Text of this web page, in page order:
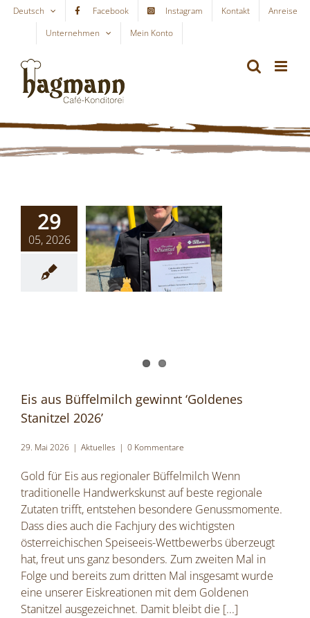
Skip
content
Deutsch Facebook Instagram Kontakt
Anreise
Unternehmen
Mein Konto
29
05, 2026
Eis aus Büffelmilch gewinnt ‘Goldenes
Stanitzel 2026’
29. Mai 2026 | Aktuelles | 0 Kommentare
Gold für Eis aus regionaler Büffelmilch Wenn
traditionelle Handwerkskunst auf beste regionale
Zutaten trifft, entstehen besondere Genussmomente.
Dass dies auch die Fachjury des wichtigsten
österreichischen Speiseeis-Wettbewerbs überzeugt
hat, freut uns ganz besonders. Zum zweiten Mal in
Folge und bereits zum dritten Mal insgesamt wurde
eine unserer Eiskreationen mit dem Goldenen
Stanitzel ausgezeichnet. Damit bleibt die [...]